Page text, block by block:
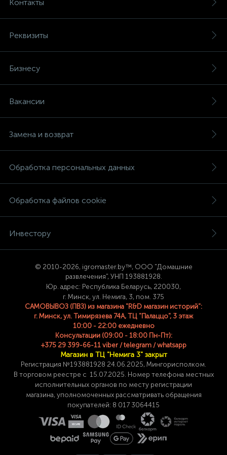
Контакты
Реквизиты
Бизнесу
Вакансии
Замена и возврат
Обработка персональных данных
Обработка файлов cookie
Инвестору
© 2010-2026, igromaster.by™, ООО "Домашние
развлечения", УНП 193881928.
Юр. адрес: Республика Беларусь, 220030,
г. Минск, ул. Немига, 3, пом. 375
САМОВЫВОЗ (ПВЗ) из магазина "R&D магазин историй":
г. Минск, ул. Тимирязева 74A, ТЦ "Палаццо", 3 этаж
10:00 - 22:00 ежедневно
Консультации (09:00 - 18:00 Пн-Пт):
+375 29 399-66-11 viber / telegram / whatsapp
Магазин в ТЦ "Немига 3" закрыт
Регистрация №193881928 24 .06.2025, Мингорисполком.
В торговом реестре с 15.07.2025. Номер телефона местных
исполнительных органов по месту регистрации
магазина,уполномоченных рассматривать обращения
покупателей: 8 017 3064415